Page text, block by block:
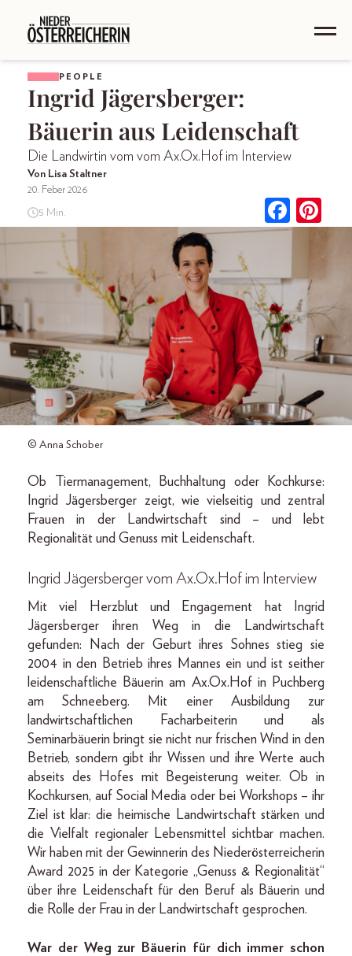
PEOPLE
Ingrid Jägersberger:
Bäuerin aus Leidenschaft
Die Landwirtin vom vom Ax.Ox.Hof im Interview
Von Lisa Staltner
20. Feber 2026
5 Min.
© Anna Schober
Ob Tiermanagement, Buchhaltung oder Kochkurse:
Ingrid Jägersberger zeigt, wie vielseitig und zentral
Frauen in der Landwirtschaft sind – und lebt
Regionalität und Genuss mit Leidenschaft.
Ingrid Jägersberger vom Ax.Ox.Hof im Interview
Mit viel Herzblut und Engagement hat Ingrid
Jägersberger ihren Weg in die Landwirtschaft
gefunden: Nach der Geburt ihres Sohnes stieg sie
2004 in den Betrieb ihres Mannes ein und ist seither
leidenschaftliche Bäuerin am Ax.Ox.Hof in Puchberg
am Schneeberg. Mit einer Ausbildung zur
landwirtschaftlichen Facharbeiterin und als
Seminarbäuerin bringt sie nicht nur frischen Wind in den
Betrieb, sondern gibt ihr Wissen und ihre Werte auch
abseits des Hofes mit Begeisterung weiter. Ob in
Kochkursen, auf Social Media oder bei Workshops – ihr
Ziel ist klar: die heimische Landwirtschaft stärken und
die Vielfalt regionaler Lebensmittel sichtbar machen.
Wir haben mit der Gewinnerin des Niederösterreicherin
Award 2025 in der Kategorie „Genuss & Regionalität“
über ihre Leidenschaft für den Beruf als Bäuerin und
die Rolle der Frau in der Landwirtschaft gesprochen.
War der Weg zur Bäuerin für dich immer schon